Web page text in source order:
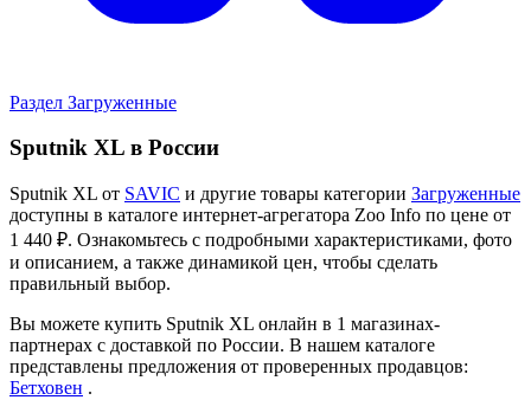
Раздел Загруженные
Sputnik XL в России
Sputnik XL от SAVIC и другие товары категории Загруженные
доступны в каталоге интернет-агрегатора Zoo Info по цене от
1 440 ₽. Ознакомьтесь с подробными характеристиками, фото
и описанием, а также динамикой цен, чтобы сделать
правильный выбор.
Вы можете купить Sputnik XL онлайн в 1 магазинах-
партнерах с доставкой по России. В нашем каталоге
представлены предложения от проверенных продавцов:
Бетховен .